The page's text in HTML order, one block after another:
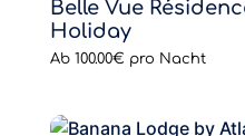
Belle Vue
Holiday
Ab 100.00€ pro Nacht